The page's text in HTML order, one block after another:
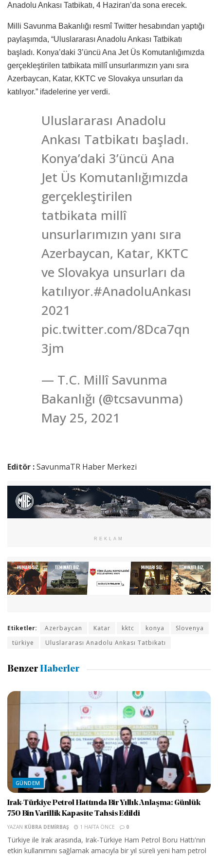
Anadolu Ankası Tatbikatı, 4 Haziran’da sona erecek.
Milli Savunma Bakanlığı resmî Twitter hesabından yaptığı
paylaşımda, “Uluslararası Anadolu Ankası Tatbikatı
başladı. Konya’daki 3’üncü Ana Jet Üs Komutanlığımızda
gerçekleştirilen tatbikata millî unsurlarımızın yanı sıra
Azerbaycan, Katar, KKTC ve Slovakya unsurları da
katılıyor.” ifadelerine yer verdi.
Uluslararası Anadolu
Ankası Tatbikatı başladı.
Konya’daki 3’üncü Ana
Jet Üs Komutanlığımızda
gerçekleştirilen
tatbikata millî
unsurlarımızın yanı sıra
Azerbaycan, Katar, KKTC
ve Slovakya unsurları da
katılıyor.#AnadoluAnkası
2021
pic.twitter.com/8Dca7qn
3jm
— T.C. Millî Savunma
Bakanlığı (@tcsavunma)
May 25, 2021
Editör :SavunmaTR Haber Merkezi
REKLAM
Etiketler: Azerbaycan Katar kktc konya
Slovenya
türkiye
Uluslararası Anadolu Ankası Tatbikatı
Benzer Haberler
GÜNDEM
Irak-Türkiye Petrol Hattında Bir Yıllık Anlaşma: Günlük
750 Bin Varillik Kapasite Tahsis Edildi
YAZAN KÜBRA DEMIRBAŞ 1 HAFTA ÖNCE 0
Türkiye ile Irak arasında, Irak-Türkiye Ham Petrol Boru Hattı'nın
etkin kullanımını sağlamak amacıyla bir yıl süreli yeni ham petrol